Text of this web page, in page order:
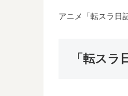
アニメ「転スラ日
「転ス